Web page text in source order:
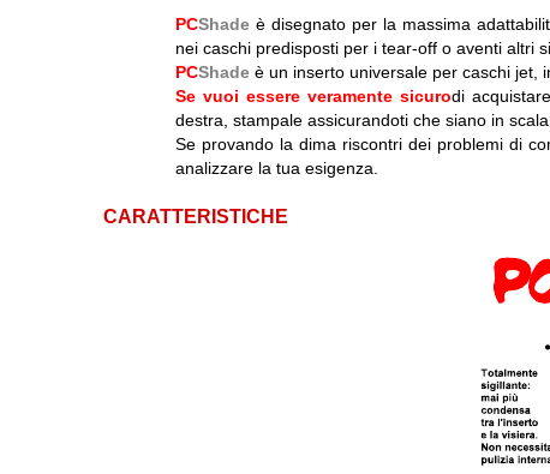
PCShade è disegnato per la massima
nei caschi predisposti per i tear-off o aventi altri
PCShade è un inserto universale per caschi jet,
Se vuoi essere veramente sicurodi
destra, stampale assicurandoti che siano in
Se provando la dima riscontri dei problemi di
analizzare la tua esigenza.
CARATTERISTICHE